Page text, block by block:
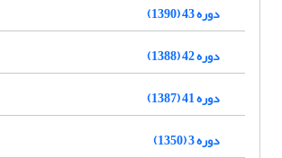
دوره 43 (1390)
دوره 42 (1388)
دوره 41 (1387)
دوره 3 (1350)